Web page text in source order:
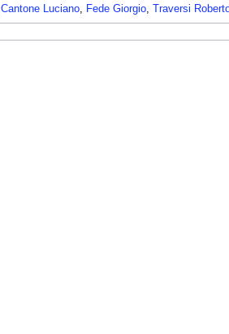
Cantone Luciano Fede Giorgio Traversi